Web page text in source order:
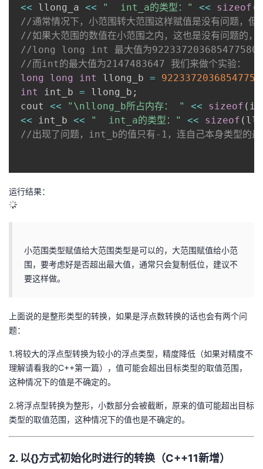
<< llong_a << "  int_a的类型：" << sizeof (
//通常情况下，小范围转大范围这样赋值是没有问题，但
//如果大范围的数值在小范围之内，这也是没有问题的，
//long long int 最大值为9223372036854775807
//而int的最大值为2147483647 我们来做个实验：
long
long int llong_b =
int
int_b = llong_b ;
cout << "\nllong_b所占内存： " << sizeof (
<< int_b << "  int_a的类型：" << sizeof (
//出现了问题，int_b的值只有-1，连自己本身类型的最
运行结果：
小范围类型赋值给大范围类型是可以的，大范围赋值给小范
围，要考虑好是否超出最大值，通常只会复制低位，建议不
要这样做。
上面说的是整形类型的转换，如果是浮点数转换的话也会有两个问
题：
1.将较大的浮点型转换为较小的浮点类型，精度降低（如果对精度不
理解请看我的C++第一篇），值可能会超出目标类型的取值范围，
这种情况下的值是不确定的。
2.将浮点型转换为整形，小数部分会被截断，原来的值可能超出目标
类型的取值范围，这种情况下的值也是不确定的。
2. 以{}方式初始化时进行的转换（C++11新增）